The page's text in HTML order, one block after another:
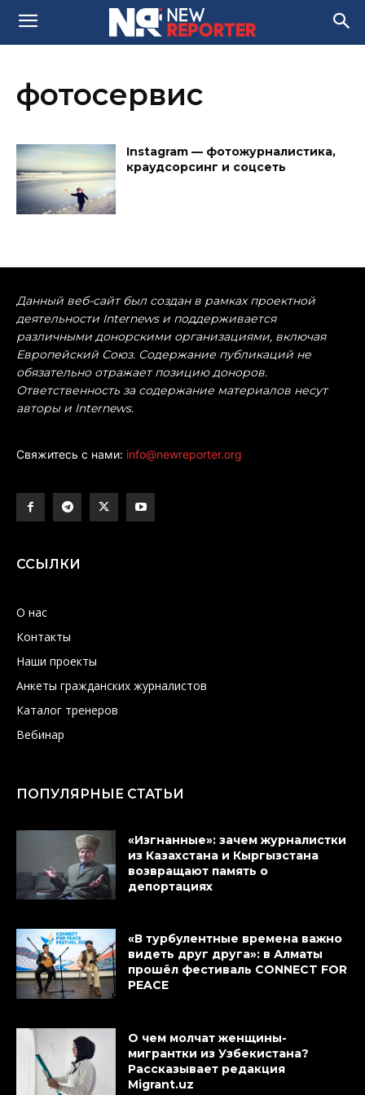
фотосервис
Instagram — фотожурналистика,
краудсорсинг и соцсеть
Данный веб-сайт был создан в рамках проектной
деятельности Internews и поддерживается
различными донорскими организациями, включая
Европейский Союз. Содержание публикаций не
обязательно отражает позицию доноров.
Ответственность за содержание материалов несут
авторы и Internews.
Свяжитесь с нами: info@newreporter.org
ССЫЛКИ
О нас
Контакты
Наши проекты
Анкеты гражданских журналистов
Каталог тренеров
Вебинар
ПОПУЛЯРНЫЕ СТАТЬИ
«Изгнанные»: зачем журналистки
из Казахстана и Кыргызстана
возвращают память о
депортациях
«В турбулентные времена важно
видеть друг друга»: в Алматы
прошёл фестиваль CONNECT FOR
PEACE
О чем молчат женщины-
мигрантки из Узбекистана?
Рассказывает редакция
Migrant.uz